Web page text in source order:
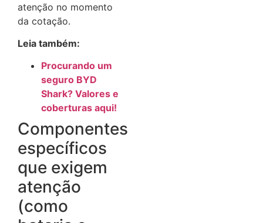
atenção no momento
da cotação.
Leia também:
Procurando um
seguro BYD
Shark? Valores e
coberturas aqui!
Componentes
específicos
que exigem
atenção
(como